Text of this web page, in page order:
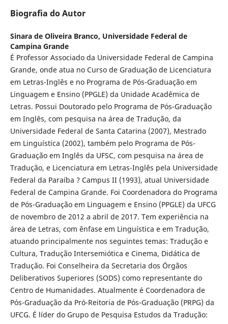
Biografia do Autor
Sinara de Oliveira Branco, Universidade Federal de
Campina Grande
É Professor Associado da Universidade Federal de Campina
Grande, onde atua no Curso de Graduação de Licenciatura
em Letras-Inglês e no Programa de Pós-Graduação em
Linguagem e Ensino (PPGLE) da Unidade Acadêmica de
Letras. Possui Doutorado pelo Programa de Pós-Graduação
em Inglês, com pesquisa na área de Tradução, da
Universidade Federal de Santa Catarina (2007), Mestrado
em Linguística (2002), também pelo Programa de Pós-
Graduação em Inglês da UFSC, com pesquisa na área de
Tradução, e Licenciatura em Letras-Inglês pela Universidade
Federal da Paraíba ? Campus II (1993), atual Universidade
Federal de Campina Grande. Foi Coordenadora do Programa
de Pós-Graduação em Linguagem e Ensino (PPGLE) da UFCG
de novembro de 2012 a abril de 2017. Tem experiência na
área de Letras, com ênfase em Linguística e em Tradução,
atuando principalmente nos seguintes temas: Tradução e
Cultura, Tradução Intersemiótica e Cinema, Didática de
Tradução. Foi Conselheira da Secretaria dos Órgãos
Deliberativos Superiores (SODS) como representante do
Centro de Humanidades. Atualmente é Coordenadora de
Pós-Graduação da Pró-Reitoria de Pós-Graduação (PRPG) da
UFCG. É líder do Grupo de Pesquisa Estudos da Tradução: